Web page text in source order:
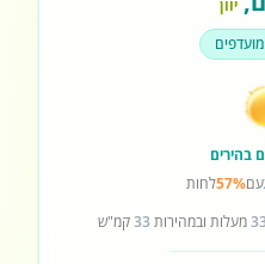
יוון
בהירים
עם57%לחות
מעלות ובמהירות 33קמ"ש